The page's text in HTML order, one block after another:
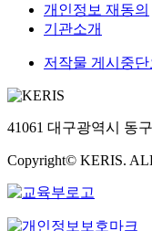
개인정보 재동의
기관소개
저작물 게시중단
41061 대구광역시 동
Copyright© KERIS.